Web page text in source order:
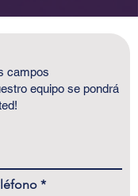
campos
equipo se pondrá